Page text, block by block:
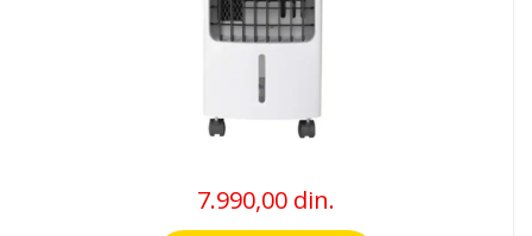
7.990,00 din.